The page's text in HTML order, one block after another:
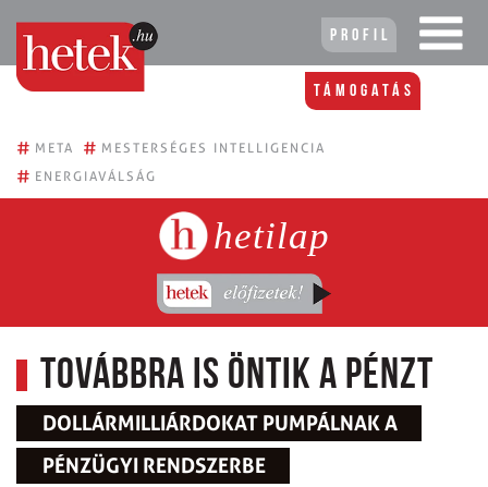
Profil
Támogatás
# META # MESTERSÉGES INTELLIGENCIA
# ENERGIAVÁLSÁG
hetilap
Továbbra is öntik a pénzt
DOLLÁRMILLIÁRDOKAT PUMPÁLNAK A
PÉNZÜGYI RENDSZERBE